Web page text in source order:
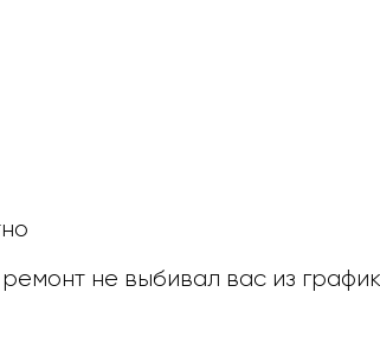
не выбивал вас из